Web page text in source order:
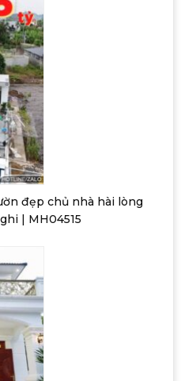
đẹp chủ nhà hài lòng
| MH04515